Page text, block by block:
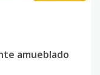
amueblado